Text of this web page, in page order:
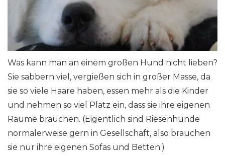
Was kann man an einem großen Hund nicht lieben?
Sie sabbern viel, vergießen sich in großer Masse, da
sie so viele Haare haben, essen mehr als die Kinder
und nehmen so viel Platz ein, dass sie ihre eigenen
Räume brauchen. (Eigentlich sind Riesenhunde
normalerweise gern in Gesellschaft, also brauchen
sie nur ihre eigenen Sofas und Betten.)